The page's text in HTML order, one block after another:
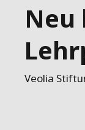
CAMPUS
FOUNDATION
INSTITUTE
Neu
Veolia